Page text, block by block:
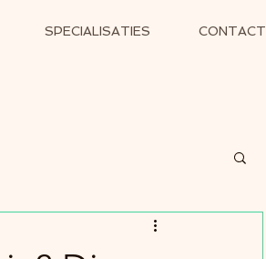
SPECIALISATIES CONTACT